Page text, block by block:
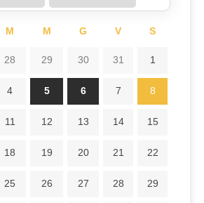
M M G V
S
28 29 30 31
1
4 5 6 7
8
11 12 13 14
15
18 19 20 21
22
25 26 27 28
29